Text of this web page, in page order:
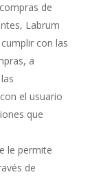
de
Labrum
con las
a
el usuario
que
le permite
de